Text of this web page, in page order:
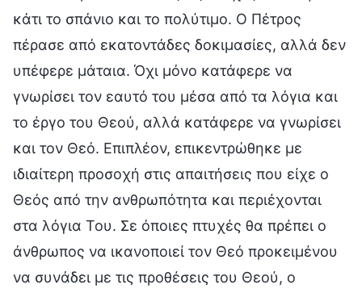
κάτι το σπάνιο και το πολύτιμο. Ο Πέτρος
πέρασε από εκατοντάδες δοκιμασίες, αλλά δεν
υπέφερε μάταια. Όχι μόνο κατάφερε να
γνωρίσει τον εαυτό του μέσα από τα λόγια και
το έργο του Θεού, αλλά κατάφερε να γνωρίσει
και τον Θεό. Επιπλέον, επικεντρώθηκε με
ιδιαίτερη προσοχή στις απαιτήσεις που είχε ο
Θεός από την ανθρωπότητα και περιέχονται
στα λόγια Του. Σε όποιες πτυχές θα πρέπει ο
άνθρωπος να ικανοποιεί τον Θεό προκειμένου
να συνάδει με τις προθέσεις του Θεού, ο